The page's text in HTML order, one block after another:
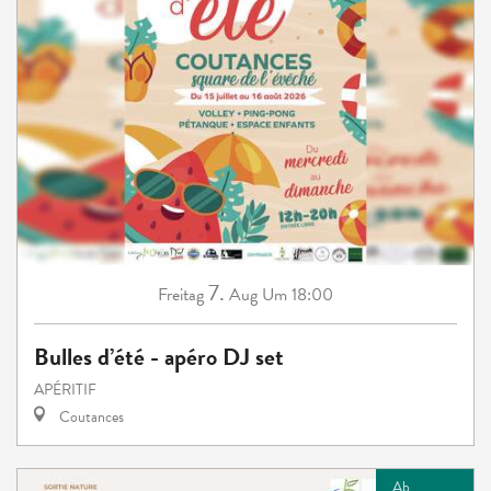
Freitag7. Aug Um 18:00
Bulles d’été - apéro DJ set
APÉRITIF
Coutances